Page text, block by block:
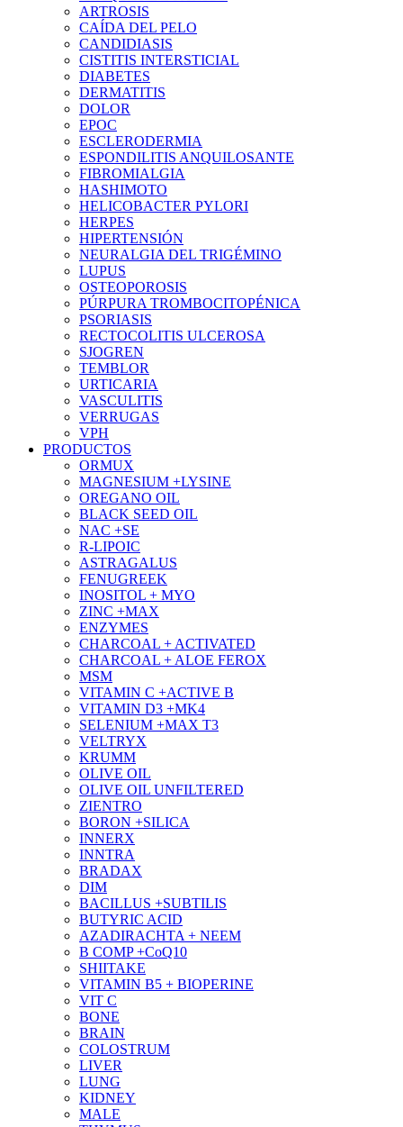
ARTROSIS
CAÍDA DEL PELO
CANDIDIASIS
CISTITIS INTERSTICIAL
DIABETES
DERMATITIS
DOLOR
EPOC
ESCLERODERMIA
ESPONDILITIS ANQUILOSANTE
FIBROMIALGIA
HASHIMOTO
HELICOBACTER PYLORI
HERPES
HIPERTENSIÓN
NEURALGIA DEL TRIGÉMINO
LUPUS
OSTEOPOROSIS
PÚRPURA TROMBOCITOPÉNICA
PSORIASIS
RECTOCOLITIS ULCEROSA
SJOGREN
TEMBLOR
URTICARIA
VASCULITIS
VERRUGAS
VPH
PRODUCTOS
ORMUX
MAGNESIUM +LYSINE
OREGANO OIL
BLACK SEED OIL
NAC +SE
R-LIPOIC
ASTRAGALUS
FENUGREEK
INOSITOL + MYO
ZINC +MAX
ENZYMES
CHARCOAL + ACTIVATED
CHARCOAL + ALOE FEROX
MSM
VITAMIN C +ACTIVE B
VITAMIN D3 +MK4
SELENIUM +MAX T3
VELTRYX
KRUMM
OLIVE OIL
OLIVE OIL UNFILTERED
ZIENTRO
BORON +SILICA
INNERX
INNTRA
BRADAX
DIM
BACILLUS +SUBTILIS
BUTYRIC ACID
AZADIRACHTA + NEEM
B COMP +CoQ10
SHIITAKE
VITAMIN B5 + BIOPERINE
VIT C
BONE
BRAIN
COLOSTRUM
LIVER
LUNG
KIDNEY
MALE